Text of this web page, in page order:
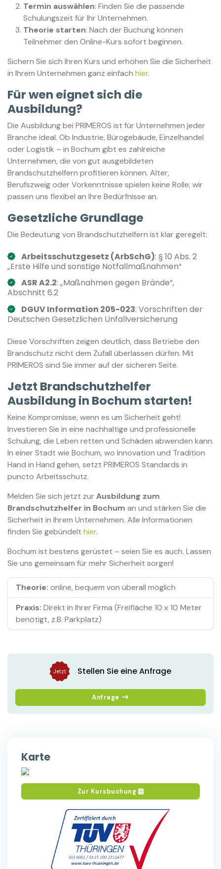
Termin auswählen: Finden Sie die passende
Schulungszeit für Ihr Unternehmen.
Theorie starten: Nach der Buchung können
Teilnehmer den Online-Kurs sofort beginnen.
Sichern Sie sich Ihren Kurs und erhöhen Sie die Sicherheit
in Ihrem Unternehmen ganz einfach hier.
Für wen eignet sich die
Ausbildung?
Die Ausbildung bei PRIMEROS ist für Unternehmen jeder
Branche ideal. Ob Industrie, Bürogebäude, Einzelhandel
oder Logistik – in Bochum gibt es zahlreiche
Unternehmen, die von gut ausgebildeten
Brandschutzhelfern profitieren können. Alter,
Berufszweig oder Vorkenntnisse spielen keine Rolle; wir
passen uns flexibel an Ihre Bedürfnisse an.
Gesetzliche Grundlage
Die Bedeutung von Brandschutzhelfern ist klar geregelt:
Arbeitsschutzgesetz (ArbSchG): § 10 Abs. 2
„Erste Hilfe und sonstige Notfallmaßnahmen“
ASR A2.2: „Maßnahmen gegen Brände“,
Abschnitt 6.2
DGUV Information 205-023: Vorschriften der
Deutschen Gesetzlichen Unfallversicherung
Diese Vorschriften zeigen deutlich, dass Betriebe den
Brandschutz nicht dem Zufall überlassen dürfen. Mit
PRIMEROS sind Sie immer auf der sicheren Seite.
Jetzt Brandschutzhelfer
Ausbildung in Bochum starten!
Keine Kompromisse, wenn es um Sicherheit geht!
Investieren Sie in eine nachhaltige und professionelle
Schulung, die Leben retten und Schäden abwenden kann.
In einer Stadt wie Bochum, wo Innovation und Tradition
Hand in Hand gehen, setzt PRIMEROS Standards in
puncto Arbeitsschutz.
Melden Sie sich jetzt zurAusbildung zum
Brandschutzhelfer in Bochum an und stärken Sie die
Sicherheit in Ihrem Unternehmen. Alle Informationen
finden Sie gebündelt hier.
Bochum ist bestens gerüstet – seien Sie es auch. Lassen
Sie uns gemeinsam für mehr Sicherheit sorgen!
Theorie: online, bequem von überall möglich
Praxis: Direkt in Ihrer Firma (Freifläche 10 x 10 Meter
benötigt, z.B. Parkplatz)
Jetzt Stellen Sie eine Anfrage
Anfrage
Karte
Zur Kursbuchung